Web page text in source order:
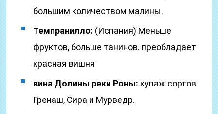
большим количеством малины.
Темпранилло: (Испания) Меньше
фруктов, больше танинов. преобладает
красная вишня
вина Долины реки Роны: купаж сортов
Гренаш, Сира и Мурведр.